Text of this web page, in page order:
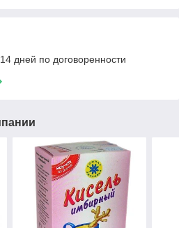
дней по договоренности